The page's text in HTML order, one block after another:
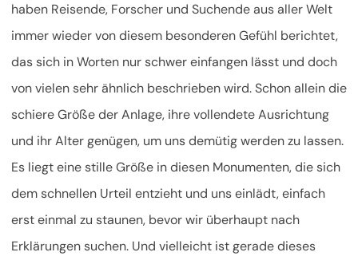
haben Reisende, Forscher und Suchende aus aller Welt
immer wieder von diesem besonderen Gefühl berichtet,
das sich in Worten nur schwer einfangen lässt und doch
von vielen sehr ähnlich beschrieben wird. Schon allein die
schiere Größe der Anlage, ihre vollendete Ausrichtung
und ihr Alter genügen, um uns demütig werden zu lassen.
Es liegt eine stille Größe in diesen Monumenten, die sich
dem schnellen Urteil entzieht und uns einlädt, einfach
erst einmal zu staunen, bevor wir überhaupt nach
Erklärungen suchen. Und vielleicht ist gerade dieses